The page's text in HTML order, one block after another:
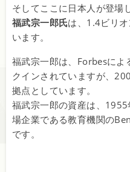
そしてここに日本人が登場
福武宗一郎氏は、1.4ビリ
います。
福武宗一郎は、Forbesによ
クインされていますが、
拠点としています。
福武宗一郎の資産は、
場企業である教育機関の
です。